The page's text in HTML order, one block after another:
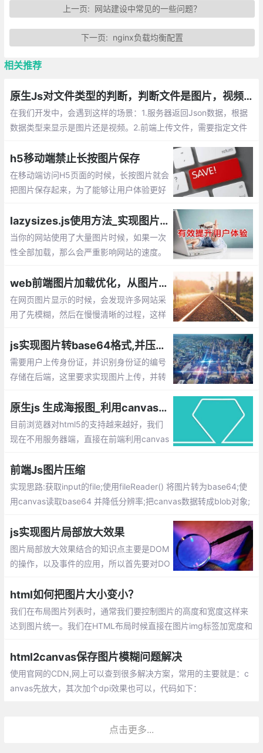
上一页: 网站建设中常见的一些问题？
下一页: nginx负载均衡配置
相关推荐
原生Js对文件类型的判断，判断文件是图片，视频等格式
在我们开发中，会遇到这样的场景：1.服务器返回Json数据，根据
数据类型来显示是图片还是视频。2.前端上传文件，需要指定文件
型
h5移动端禁止长按图片保存
在移动端访问H5页面的时候，长按图片就会
把图片保存起来，为了能够让用户体验更好
那该如何实现呢？下面给出3种解决方案。
使用 pointer-events:none、全局属性、加
一层遮罩层
lazysizes.js使用方法_实现图片懒加载、延迟加载的js插件
当你的网站使用了大量图片时候，如果一次
性全部加载，那么会严重影响网站的速度。
题，它可以实现图片的延迟加载【懒加载】web前端图片加载优化，从图片模糊到清晰的实现过程
在网页图片显示的时候，会发现许多网站采
用了先模糊，然后在慢慢清晰的过程，这样
呐？默认加载2张图片，一张缩略图，一张
原图，当打开网页的时候默认只显示缩略图
js实现图片转base64格式,并压缩上传
需要用户上传身份证，并识别身份证的编号
存储在后端，这里要求实现图片上传，并转
身份证号码。由于很多用户用手机拍摄的照
片
原生js 生成海报图_利用canvas合成图片的实现方法
目前浏览器对html5的支持越来越好，我们
现在不用服务器端，直接在前端利用canvas
何通过原生js 来生成海报图
前端Js图片压缩
实现思路:获取input的file;使用fileReader() 将图片转为base64;使
用canvas读取base64 并降低分辨率;把canvas数据转成blob对象;
js实现图片局部放大效果
图片局部放大效果结合的知识点主要是DOM
的操作，以及事件的应用，所以首先要对DO
有一定的累积。
html如何把图片大小变小？
我们在布局图片列表时，通常我们要控制图片的高度和宽度这样来
达到图片统一。我们在HTML布局时候直接在图片img标签加宽度和
html2canvas保存图片模糊问题解决
使用官网的CDN,网上可以查到很多解决方案，常用的主要就是：c
anvas先放大，其次加个dpi效果也可以，代码如下：
点击更多...